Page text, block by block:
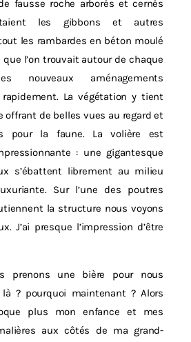
fausse roche arborés et cernés
les gibbons et autres
les rambardes en béton moulé
que l’on trouvait autour de chaque
nouveaux aménagements
rapidement. La végétation y tient
offrant de belles vues au regard et
pour la faune. La volière est
: une gigantesque
s’ébattent librement au milieu
Sur l’une des poutres
la structure nous voyons
J’ai presque l’impression d’être
prenons une bière pour nous
là ? pourquoi maintenant ? Alors
plus mon enfance et mes
aux côtés de ma grand-